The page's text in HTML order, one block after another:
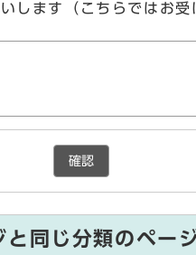
します（こちらではお受
確認
と同じ分類のペー